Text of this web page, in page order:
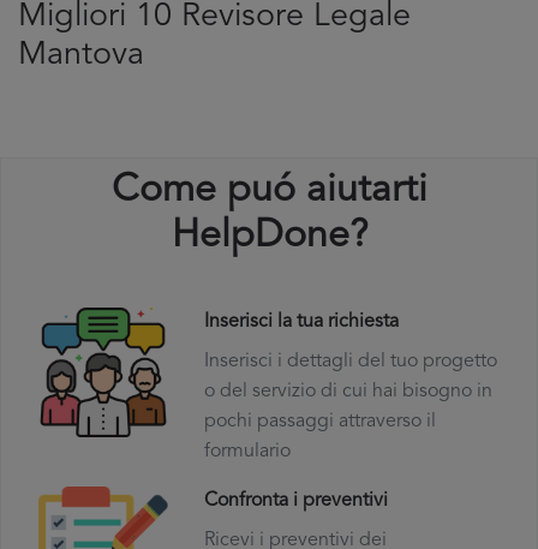
Migliori 10 Revisore Legale
Mantova
Come puó aiutarti
HelpDone?
Inserisci la tua richiesta
Inserisci i dettagli del tuo progetto
o del servizio di cui hai bisogno in
pochi passaggi attraverso il
formulario
Confronta i preventivi
Ricevi i preventivi dei